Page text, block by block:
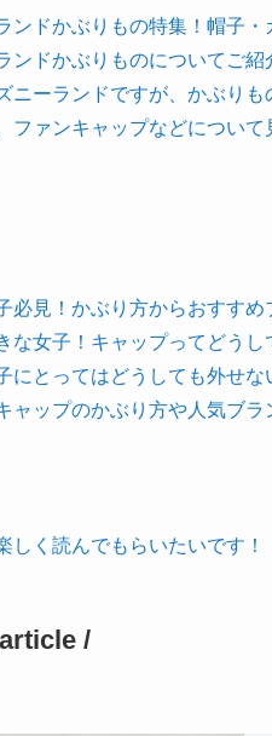
ンドかぶりもの特集！帽子
ンドかぶりものについてご
ニーランドですが、かぶり
ファンキャップなどについて
必見！かぶり方からおすす
な女子！キャップってどう
にとってはどうしても外せ
ャップのかぶり方や人気ブラ
しく読んでもらいたいです！
/